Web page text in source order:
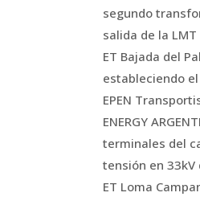
segundo
salida de la
ET Bajada del
estableciendo
EPEN
ENERGY
terminales del
tensión en 33kV
ET Loma